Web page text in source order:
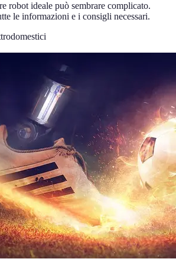
robot ideale può sembrare complicato.
le informazioni e i consigli necessari.